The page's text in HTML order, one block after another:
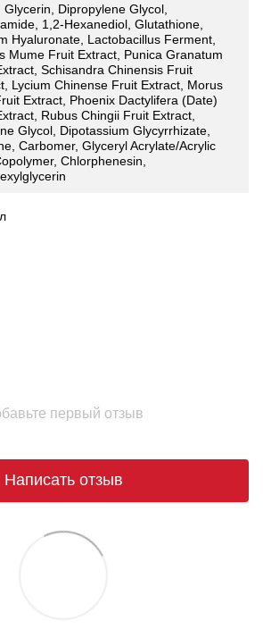
Glycerin, Dipropylene Glycol,
1,2-Hexanediol, Glutathione,
Hyaluronate, Lactobacillus Ferment,
Mume Fruit Extract, Punica Granatum
Schisandra Chinensis Fruit
Lycium Chinense Fruit Extract, Morus
Extract, Phoenix Dactylifera (Date)
Rubus Chingii Fruit Extract,
Glycol, Dipotassium Glycyrrhizate,
Carbomer, Glyceryl Acrylate/Acrylic
Chlorphenesin,
первый отзыв
Написать отзыв